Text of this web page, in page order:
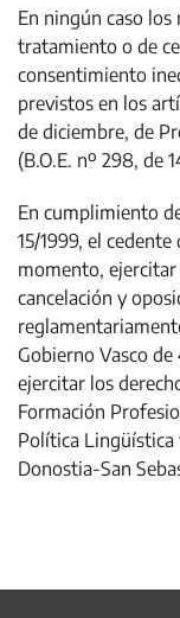
En ningún caso
tratamiento o de
consentimiento
previstos en los
de diciembre, de
(B.O.E. nº 298, de
En cumplimiento
15/1999, el
momento, ejercitar
cancelación y
Gobierno Vasco
ejercitar los
Formación
Política Lingüística
Donostia-San